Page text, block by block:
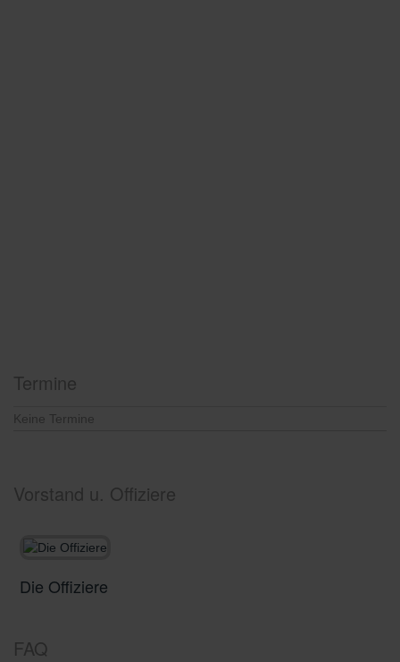
Termine
Keine Termine
Vorstand u. Offiziere
Die Offiziere
FAQ